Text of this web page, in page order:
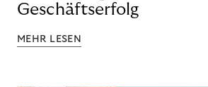
Geschäftserfolg
MEHR LESEN